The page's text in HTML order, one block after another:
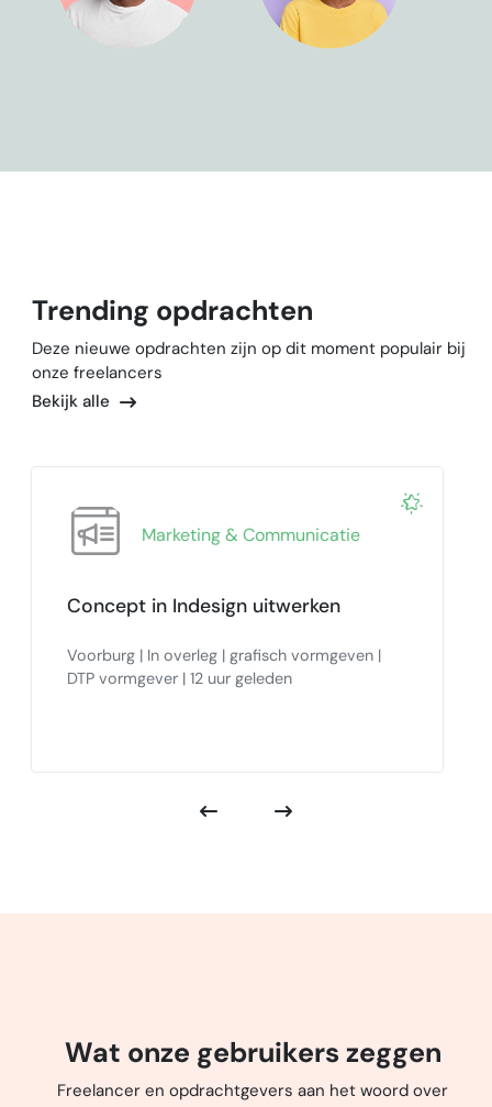
Trending opdrachten
Deze nieuwe opdrachten zijn op dit moment populair bij
onze freelancers
Bekijk alle
Marketing & Communicatie
Concept in Indesign uitwerken
Voorburg | In overleg | grafisch vormgeven |
DTP vormgever | 12 uur geleden
Wat onze gebruikers zeggen
Freelancer en opdrachtgevers aan het woord over